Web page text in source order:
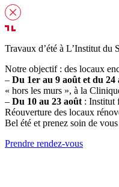
Travaux d’été à L’Institut du
Notre objectif : des locaux
– Du 1er au 9 août et du 24
« hors les murs », à la
– Du 10 au 23 août : Institut
Réouverture des locaux
Bel été et prenez soin de vous
Prendre rendez-vous